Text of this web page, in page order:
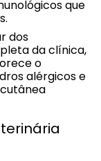
que
dos
da clínica,
o
alérgicos e